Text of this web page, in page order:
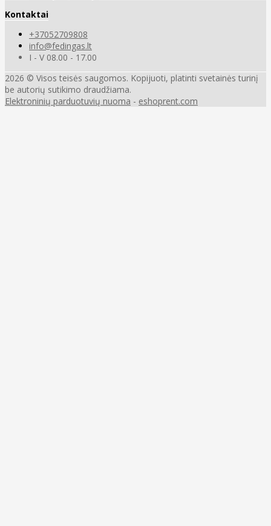
Kontaktai
+37052709808
info@fedingas.lt
I - V 08.00 - 17.00
2026 © Visos teisės saugomos. Kopijuoti, platinti svetainės turinį
be autorių sutikimo draudžiama.
Elektroninių parduotuvių nuoma - eshoprent.com